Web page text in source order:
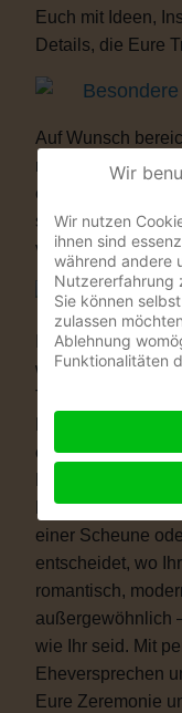
Euch mit Ideen,
Details, die Eure
Auf Wunsch
musikalischen
ehemaliger
so Momente, die
vergessen
Warum
Immer mehr
wirklich zu ihnen
Euch die
oder zu
Euch genau das,
Freiheit. Ob auf
einer Scheune
entscheidet, wo
romantisch,
außergewöhnlich
wie Ihr seid. Mit
Eheversprechen
Eure Zeremonie
Wir
Wir nutzen
ihnen sind
während andere
Nutzererfahrung
Sie können
zulassen
Ablehnung
Funktionalitäten